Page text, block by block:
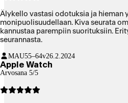
Älykello vastasi odotuksia ja hieman
monipuolisuudellaan. Kiva seurata
kannustaa parempiin suorituksiin.
seurannasta.
MAU55–64v26.2.2024
Apple Watch
Arvosana 5/5